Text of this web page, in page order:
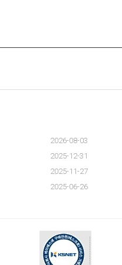
2026-08-03
2025-12-31
2025-11-27
2025-06-26